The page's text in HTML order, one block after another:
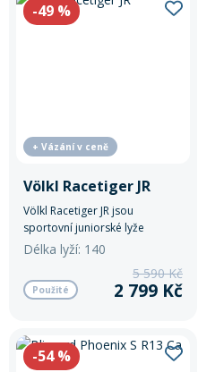
-49 %
+ Vázání v ceně
Völkl Racetiger JR
Völkl Racetiger JR jsou
sportovní juniorské lyže
inspirované závodní sérií
Racetiger.
Délka lyží: 140
Použité
5 590 Kč
2 799 Kč
-54%